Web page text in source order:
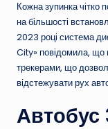
Кожна зупинка чітко
на більшості
2023 році система
City» повідомила, що
трекерами, що
відстежувати рух
Автобус